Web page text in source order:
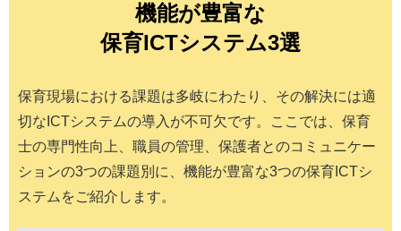
機能が豊富な
保育ICTシステム3選
保育現場における課題は多岐にわたり、その解決には適
切なICTシステムの導入が不可欠です。ここでは、保育
士の専門性向上、職員の管理、保護者とのコミュニケー
ションの3つの課題別に、機能が豊富な3つの保育ICTシ
ステムをご紹介します。